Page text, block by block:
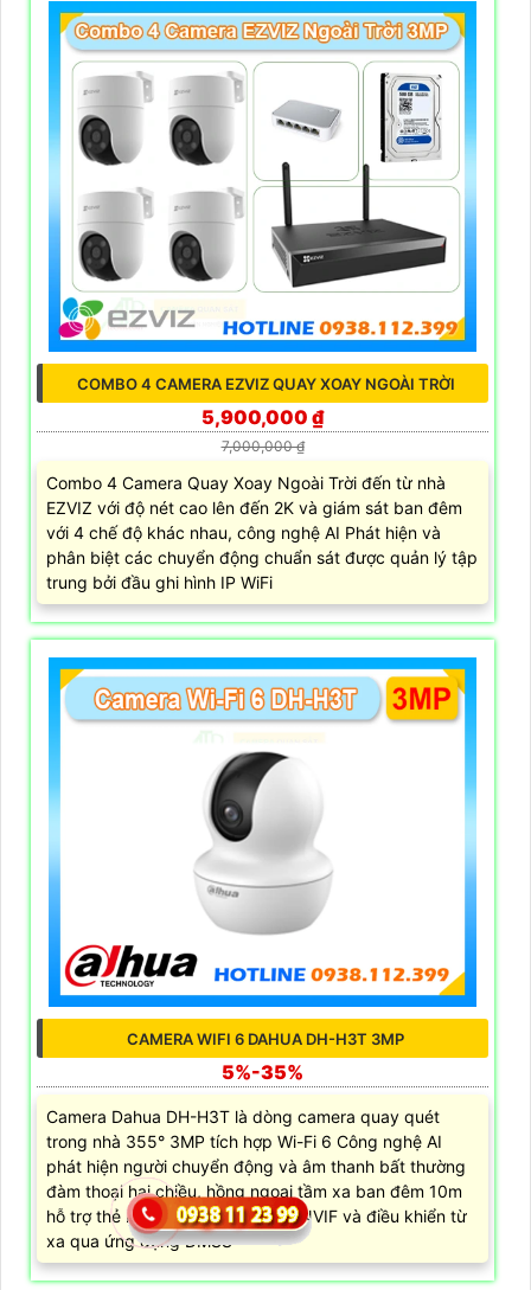
COMBO 4 CAMERA EZVIZ QUAY XOAY NGOÀI TRỜI
5,900,000 ₫
7,000,000 ₫
Combo 4 Camera Quay Xoay Ngoài Trời đến từ nhà
EZVIZ với độ nét cao lên đến 2K và giám sát ban đêm
với 4 chế độ khác nhau, công nghệ AI Phát hiện và
phân biệt các chuyển động chuẩn sát được quản lý tập
trung bởi đầu ghi hình IP WiFi
CAMERA WIFI 6 DAHUA DH-H3T 3MP
5%-35%
Camera Dahua DH-H3T là dòng camera quay quét
trong nhà 355° 3MP tích hợp Wi-Fi 6 Công nghệ AI
phát hiện người chuyển động và âm thanh bất thường
đàm thoại hai chiều, hồng ngoại tầm xa ban đêm 10m
hỗ trợ thẻ nhớ MicroSD 256GB ONVIF và điều khiển từ
xa qua ứng dụng DMSS